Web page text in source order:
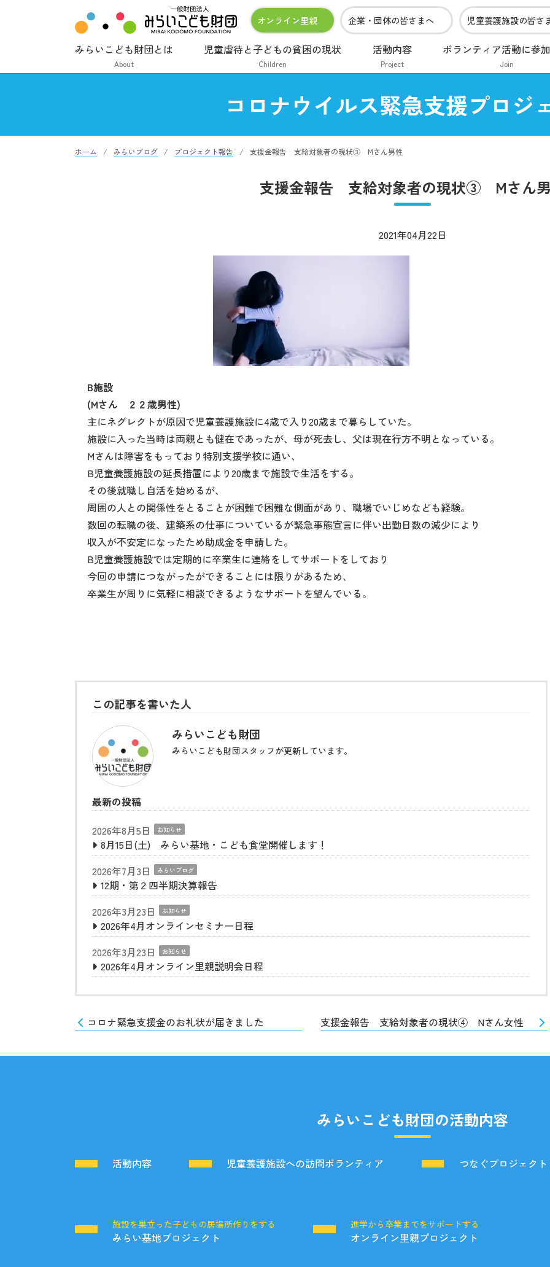
オンライン里親 企業・団体の皆さまへ 児童養護施設の皆さ
みらいこども財団とは
About
児童虐待と子どもの貧困の現状
Children
活動内容
Project
ボランティア活動に参
Join
コロナウイルス緊急支援プロジ
ホーム みらいブログ プロジェクト報告 支援金報告 支給対象者の現状③ Mさん男性
支援金報告 支給対象者の現状③ Mさん
2021年04月22日
B施設
(Mさん ２２歳男性)
主にネグレクトが原因で児童養護施設に4歳で入り20歳まで暮らしていた。
施設に入った当時は両親とも健在であったが、母が死去し、父は現在行方不明となっている。
Mさんは障害をもっており特別支援学校に通い、
B児童養護施設の延長措置により20歳まで施設で生活をする。
その後就職し自活を始めるが、
周囲の人との関係性をとることが困難で困難な側面があり、職場でいじめなども経験。
数回の転職の後、建築系の仕事についているが緊急事態宣言に伴い出勤日数の減少により
収入が不安定になったため助成金を申請した。
B児童養護施設では定期的に卒業生に連絡をしてサポートをしており
今回の申請につながったができることには限りがあるため、
卒業生が周りに気軽に相談できるようなサポートを望んでいる。
この記事を書いた人
みらいこども財団
みらいこども財団スタッフが更新しています。
最新の投稿
2026年8月5日
お知らせ
8月15日(土) みらい基地・こども食堂開催します！
2026年7月3日
みらいブログ
12期・第２四半期決算報告
2026年3月23日
お知らせ
2026年4月オンラインセミナー日程
2026年3月23日
お知らせ
2026年4月オンライン里親説明会日程
コロナ緊急支援金のお礼状が届きました 支援金報告 支給対象者の現状④ Nさん女性
みらいこども財団の活動内容
活動内容 児童養護施設への訪問ボランティア つなぐプロジェクト
施設を巣立った子どもの居場所作りをする
みらい基地プロジェクト
進学から卒業までをサポートする
オンライン里親プロジェクト